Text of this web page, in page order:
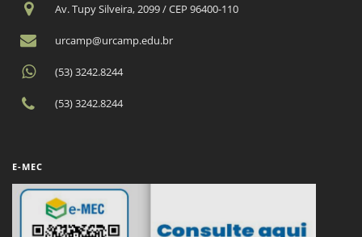
Av. Tupy Silveira, 2099 / CEP 96400-110
urcamp@urcamp.edu.br
(53) 3242.8244
(53) 3242.8244
E-MEC